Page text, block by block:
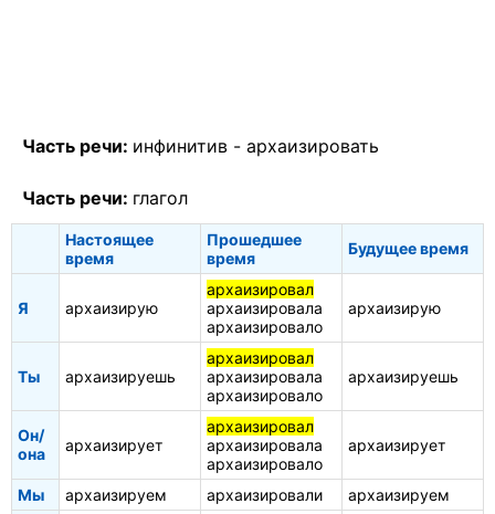
Часть речи: инфинитив - архаизировать
Часть речи: глагол
Настоящее
время
Прошедшее
время
Будущее время
Я архаизирую
архаизировал
архаизировала
архаизировало
архаизирую
Ты архаизируешь
архаизировал
архаизировала
архаизировало
архаизируешь
Он/
она
архаизирует
архаизировал
архаизировала
архаизировало
архаизирует
Мы архаизируем архаизировали
архаизируем